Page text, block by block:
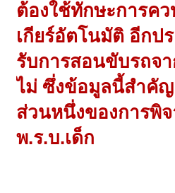
ต้องใช้ทักษะการค
เกียร์อัตโนมัติ อีกป
รับการสอนขับรถจ
ไม่ ซึ่งข้อมูลนี้สำคัญ
ส่วนหนึ่งของการพิ
พ.ร.บ.เด็ก